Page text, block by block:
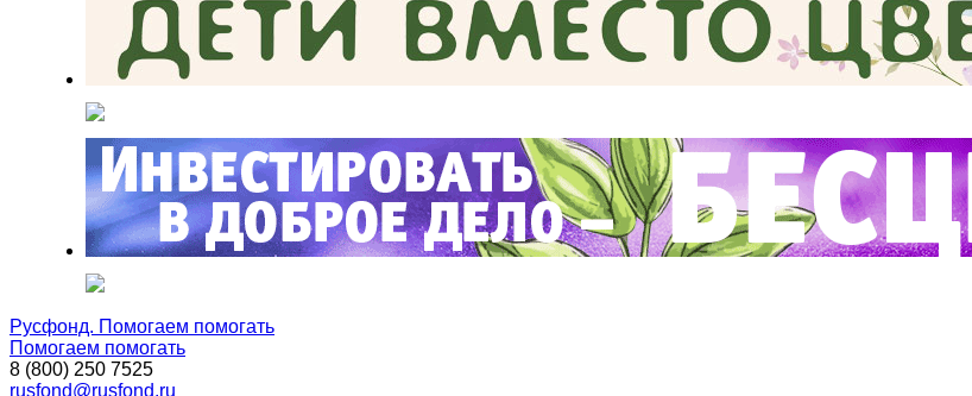
Русфонд. Помогаем помогать
Помогаем помогать
8 (800) 250 7525
rusfond@rusfond.ru